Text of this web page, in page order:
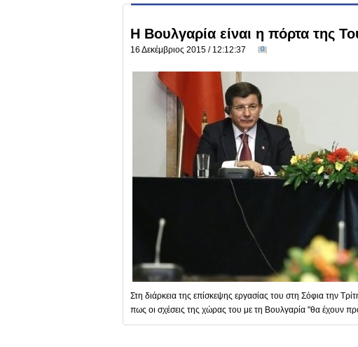
Η Βουλγαρία είναι η πόρτα της
16 Δεκέμβριος 2015 / 12:12:37 0
Στη διάρκεια της επίσκεψης εργασίας του στη Σόφια την
πως οι σχέσεις της χώρας του με τη Βουλγαρία "θα έχουν